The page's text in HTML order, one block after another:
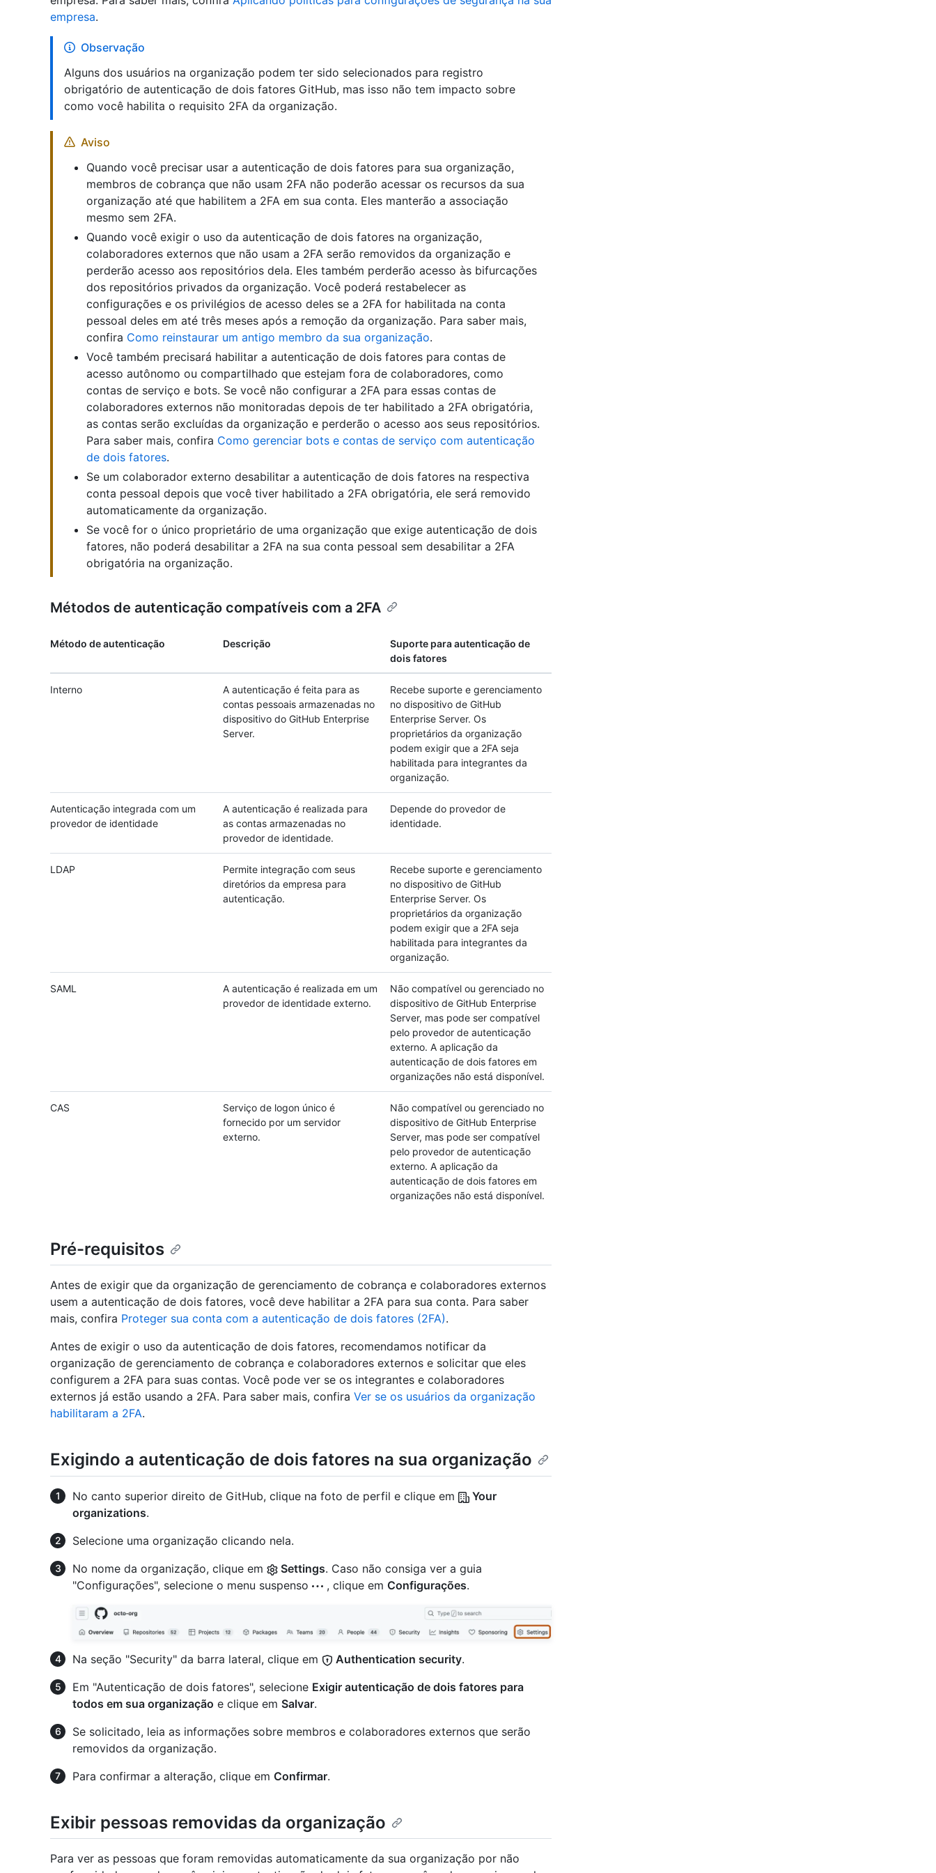
empresa.
Observação
Alguns dos usuários na organização podem ter sido selecionados para registro
obrigatório de autenticação de dois fatores GitHub, mas isso não tem impacto sobre
como você habilita o requisito 2FA da organização.
Aviso
Quando você precisar usar a autenticação de dois fatores para sua organização,
membros de cobrança que não usam 2FA não poderão acessar os recursos da sua
organização até que habilitem a 2FA em sua conta. Eles manterão a associação
mesmo sem 2FA.
Quando você exigir o uso da autenticação de dois fatores na organização,
colaboradores externos que não usam a 2FA serão removidos da organização e
perderão acesso aos repositórios dela. Eles também perderão acesso às bifurcações
dos repositórios privados da organização. Você poderá restabelecer as
configurações e os privilégios de acesso deles se a 2FA for habilitada na conta
pessoal deles em até três meses após a remoção da organização. Para saber mais,
confira Como reinstaurar um antigo membro da sua organização.
Você também precisará habilitar a autenticação de dois fatores para contas de
acesso autônomo ou compartilhado que estejam fora de colaboradores, como
contas de serviço e bots. Se você não configurar a 2FA para essas contas de
colaboradores externos não monitoradas depois de ter habilitado a 2FA obrigatória,
as contas serão excluídas da organização e perderão o acesso aos seus repositórios.
Para saber mais, confira Como gerenciar bots e contas de serviço com autenticação
de dois fatores.
Se um colaborador externo desabilitar a autenticação de dois fatores na respectiva
conta pessoal depois que você tiver habilitado a 2FA obrigatória, ele será removido
automaticamente da organização.
Se você for o único proprietário de uma organização que exige autenticação de dois
fatores, não poderá desabilitar a 2FA na sua conta pessoal sem desabilitar a 2FA
obrigatória na organização.
Métodos de autenticação compatíveis com a 2FA
Método de autenticação Descrição
Suporte para autenticação de
dois fatores
Interno
A autenticação é feita para as
contas pessoais armazenadas no
dispositivo do GitHub Enterprise
Server.
Recebe suporte e gerenciamento
no dispositivo de GitHub
Enterprise Server. Os
proprietários da organização
podem exigir que a 2FA seja
habilitada para integrantes da
organização.
Autenticação integrada com um
provedor de identidade
A autenticação é realizada para
as contas armazenadas no
provedor de identidade.
Depende do provedor de
identidade.
LDAP
Permite integração com seus
diretórios da empresa para
autenticação.
Recebe suporte e gerenciamento
no dispositivo de GitHub
Enterprise Server. Os
proprietários da organização
podem exigir que a 2FA seja
habilitada para integrantes da
organização.
SAML
A autenticação é realizada em um
provedor de identidade externo.
Não compatível ou gerenciado no
dispositivo de GitHub Enterprise
Server, mas pode ser compatível
pelo provedor de autenticação
externo. A aplicação da
autenticação de dois fatores em
organizações não está disponível.
CAS
Serviço de logon único é
fornecido por um servidor
externo.
Não compatível ou gerenciado no
dispositivo de GitHub Enterprise
Server, mas pode ser compatível
pelo provedor de autenticação
externo. A aplicação da
autenticação de dois fatores em
organizações não está disponível.
Pré-requisitos
Antes de exigir que da organização de gerenciamento de cobrança e colaboradores externos
usem a autenticação de dois fatores, você deve habilitar a 2FA para sua conta. Para saber
mais, confira Proteger sua conta com a autenticação de dois fatores (2FA).
Antes de exigir o uso da autenticação de dois fatores, recomendamos notificar da
organização de gerenciamento de cobrança e colaboradores externos e solicitar que eles
configurem a 2FA para suas contas. Você pode ver se os integrantes e colaboradores
externos já estão usando a 2FA. Para saber mais, confira Ver se os usuários da organização
habilitaram a 2FA.
Exigindo a autenticação de dois fatores na sua organização
No canto superior direito de GitHub, clique na foto de perfil e clique em
Your
organizations.
Selecione uma organização clicando nela.
No nome da organização, clique em
Settings. Caso não consiga ver a guia
"Configurações", selecione o menu suspenso
, clique em Configurações.
Na seção "Security" da barra lateral, clique em Authentication security.
Em "Autenticação de dois fatores", selecione Exigir autenticação de dois fatores para
todos em sua organização e clique em Salvar.
Se solicitado, leia as informações sobre membros e colaboradores externos que serão
removidos da organização.
Para confirmar a alteração, clique em Confirmar.
Exibir pessoas removidas da organização
Para ver as pessoas que foram removidas automaticamente da sua organização por não